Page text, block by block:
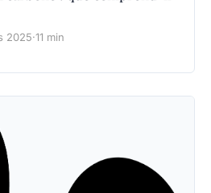
2025·11 min